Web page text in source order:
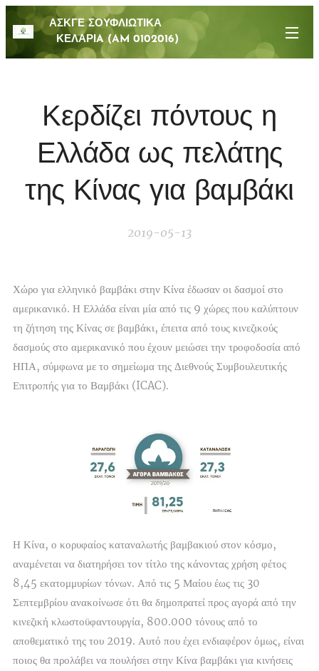
ΑΣΚΓΕ ΣΟΥΦΛΙΩΤΙΚΑ
ΚΕΛΑΡΙA (AM 0102016)
Κερδίζει πόντους η
Ελλάδα ως πελάτης
της Κίνας για βαμβάκι
2019-05-13
Χώρο για ελληνικό βαμβάκι στην Κίνα έδωσαν οι δασμοί στο
αμερικανικό. Η Ελλάδα είναι μία από τις 9 χώρες που καλύπτουν
τη ζήτηση της Κίνας σε βαμβάκι, έπειτα από τους κινεζικούς
δασμούς στο αμερικανικό που έχουν μειώσει την τροφοδοσία από
ΗΠΑ, σύμφωνα με το σημείωμα της Διεθνούς Συμβουλευτικής
Επιτροπής για το Βαμβάκι (ICAC).
Η Κίνα, ο κορυφαίος καταναλωτής βαμβακιού στον κόσμο,
αναμένεται να διατηρήσει τον τίτλο της κάνοντας χρήση φέτος
8,45 εκατομμυρίων τόνων. Από τις 5 Μαίου έως τις 30
Σεπτεμβρίου ανακοίνωσε ότι θα δημοπρατεί προς αγορά από την
κινεζική κλωστοϋφαντουργία, 800.000 τόνους από το
αποθεματικό της του 2019. Αυτό που έχει ενδιαφέρον όμως, είναι
ποιος θα προλάβει να πουλήσει στην Κίνα βαμβάκι για κινήσεις